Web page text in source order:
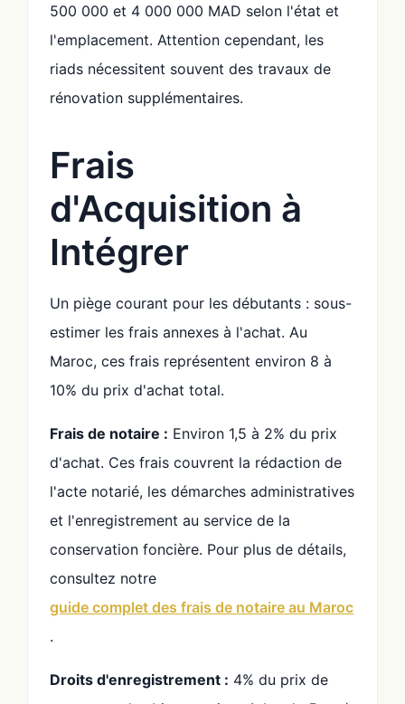
500 000 et 4 000 000 MAD selon l'état et
l'emplacement. Attention cependant, les
riads nécessitent souvent des travaux de
rénovation supplémentaires.
Frais
d'Acquisition à
Intégrer
Un piège courant pour les débutants : sous-
estimer les frais annexes à l'achat. Au
Maroc, ces frais représentent environ 8 à
10% du prix d'achat total.
Frais de notaire : Environ 1,5 à 2% du prix
d'achat. Ces frais couvrent la rédaction de
l'acte notarié, les démarches administratives
et l'enregistrement au service de la
conservation foncière. Pour plus de détails,
consultez notre
guide complet des frais de notaire au Maroc
.
Droits d'enregistrement : 4% du prix de